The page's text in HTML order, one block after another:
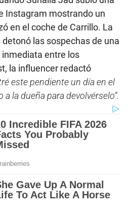
Instagram mostrando un
en el coche de Carrillo. La
las sospechas de una
entre los
la influencer redactó
este pendiente un día en el
la dueña para devolvérselo”.